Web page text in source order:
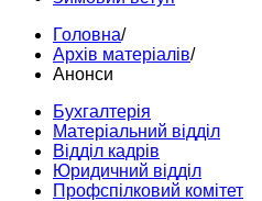
Головна/
Архів матеріалів/
Анонси
Бухгалтерія
Матеріальний відділ
Відділ кадрів
Юридичний відділ
Профспілковий комітет